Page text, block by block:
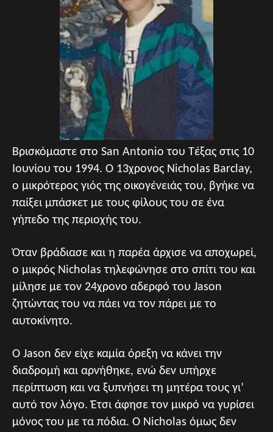
Βρισκόμαστε στο San Antonio του Τέξας στις 10
Ιουνίου του 1994. Ο 13χρονος Nicholas Barclay,
ο μικρότερος γιός της οικογένειάς του, βγήκε να
παίξει μπάσκετ με τους φίλους του σε ένα
γήπεδο της περιοχής του.
Όταν βράδιασε και η παρέα άρχισε να αποχωρεί,
ο μικρός Nicholas τηλεφώνησε στο σπίτι του και
μίλησε με τον 24χρονο αδερφό του Jason
ζητώντας του να πάει να τον πάρει με το
αυτοκίνητο.
Ο Jason δεν είχε καμία όρεξη να κάνει την
διαδρομή και αρνήθηκε, ενώ δεν υπήρχε
περίπτωση και να ξυπνήσει τη μητέρα τους γι’
αυτό τον λόγο. Έτσι άφησε τον μικρό να γυρίσει
μόνος του με τα πόδια. Ο Nicholas όμως δεν